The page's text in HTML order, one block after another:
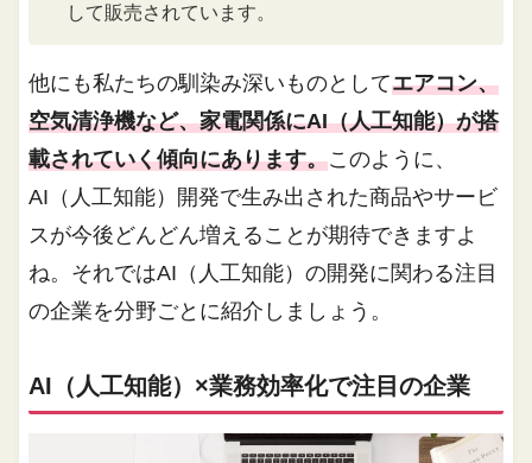
して販売されています。
他にも私たちの馴染み深いものとしてエアコン、
空気清浄機など、家電関係にAI（人工知能）が搭
載されていく傾向にあります。このように、
AI（人工知能）開発で生み出された商品やサービ
スが今後どんどん増えることが期待できますよ
ね。それではAI（人工知能）の開発に関わる注目
の企業を分野ごとに紹介しましょう。
AI（人工知能）×業務効率化で注目の企業